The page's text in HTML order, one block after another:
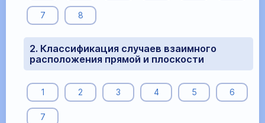
7 8
2. Классификация случаев взаимного
расположения прямой и плоскости
1 2 3 4 5 6
7